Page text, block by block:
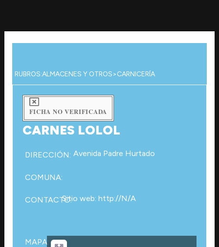
contenido
RUBROS:ALMACENES Y OTROS>CARNICERÍA
FICHA NO VERIFICADA
CARNES LOLOL
DIRECCIÓN: Avenida Padre Hurtado
COMUNA:
CONTACTO:Sitio web: http://N/A
MAPA: